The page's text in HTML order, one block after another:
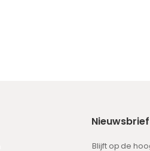
Nieuwsbrief
Blijft op de